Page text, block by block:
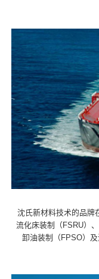
沈氏新材料技术的品牌
流化床装制（FSRU）
卸油装制（FPSO）